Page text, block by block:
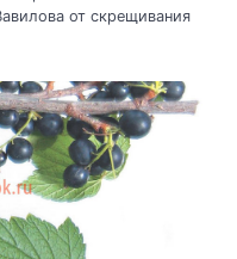
от скрещивания